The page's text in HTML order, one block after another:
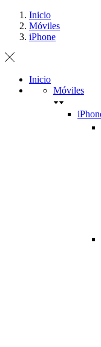
Inicio
Móviles
iPhone
Inicio
Móviles